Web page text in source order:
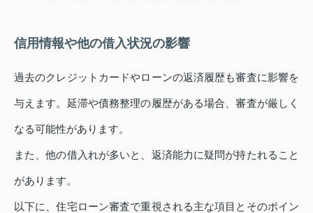
信用情報や他の借入状況の影響
過去のクレジットカードやローンの返済履歴も審査に影響を
与えます。延滞や債務整理の履歴がある場合、審査が厳しく
なる可能性があります。
また、他の借入れが多いと、返済能力に疑問が持たれること
があります。
以下に、住宅ローン審査で重視される主な項目とそのポイン